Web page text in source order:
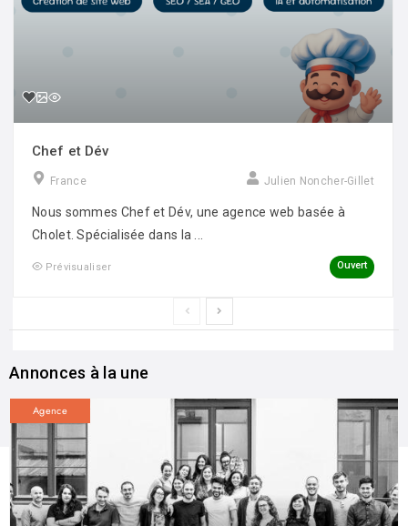
Chef et Dév
France Julien Noncher-Gillet
Nous sommes Chef et Dév, une agence web basée à
Cholet. Spécialisée dans la ...
Prévisualiser Ouvert
Annonces à la une
Agence